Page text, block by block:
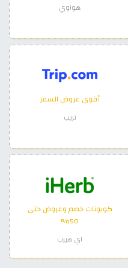
هواوي
أقوى عروض السفر
تريب
كوبونات خصم وعروض حتى
50%
اي هيرب